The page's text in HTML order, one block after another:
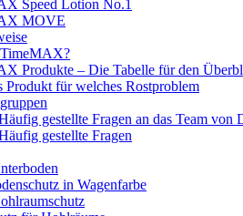
Speed Lotion No.1
MOVE
Produkte – Die Tabelle für den
Produkt für welches Rostproblem
gestellte Fragen an das Team von
gestellte Fragen
in Wagenfarbe